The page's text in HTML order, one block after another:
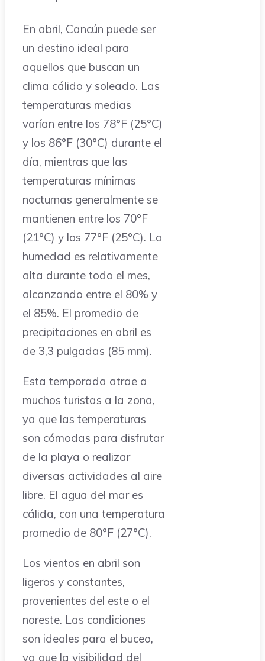
En abril, Cancún puede ser
un destino ideal para
aquellos que buscan un
clima cálido y soleado. Las
temperaturas medias
varían entre los 78°F (25°C)
y los 86°F (30°C) durante el
día, mientras que las
temperaturas mínimas
nocturnas generalmente se
mantienen entre los 70°F
(21°C) y los 77°F (25°C). La
humedad es relativamente
alta durante todo el mes,
alcanzando entre el 80% y
el 85%. El promedio de
precipitaciones en abril es
de 3,3 pulgadas (85 mm).
Esta temporada atrae a
muchos turistas a la zona,
ya que las temperaturas
son cómodas para disfrutar
de la playa o realizar
diversas actividades al aire
libre. El agua del mar es
cálida, con una temperatura
promedio de 80°F (27°C).
Los vientos en abril son
ligeros y constantes,
provenientes del este o el
noreste. Las condiciones
son ideales para el buceo,
ya que la visibilidad del